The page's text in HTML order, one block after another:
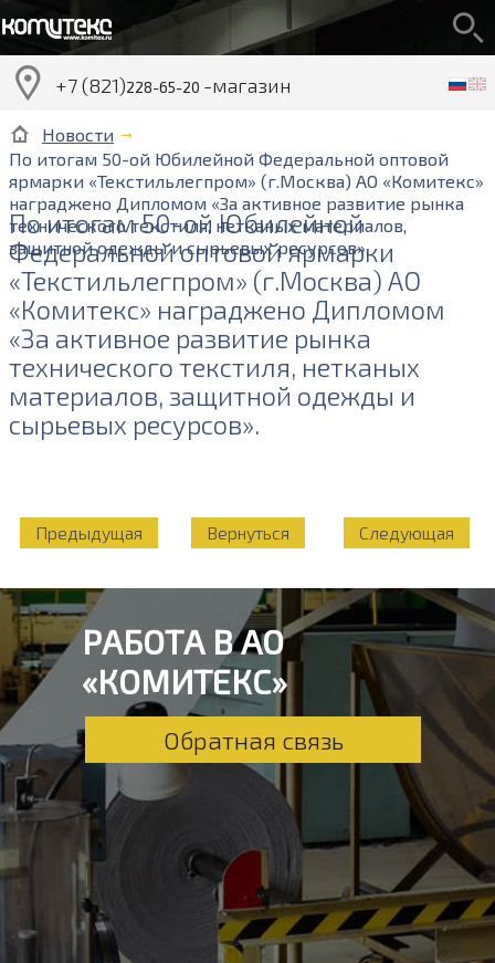
+7 (821)228-65-20 -магазин
Новости
По итогам 50-ой Юбилейной Федеральной оптовой
ярмарки «Текстильлегпром» (г.Москва) АО «Комитекс»
награджено Дипломом «За активное развитие рынка
технического текстиля, нетканых материалов,
защитной одежды и сырьевых ресурсов».
По итогам 50-ой Юбилейной
Федеральной оптовой ярмарки
«Текстильлегпром» (г.Москва) АО
«Комитекс» награджено Дипломом
«За активное развитие рынка
технического текстиля, нетканых
материалов, защитной одежды и
сырьевых ресурсов».
Предыдущая Вернуться Следующая
РАБОТА В АО
«КОМИТЕКС»
Обратная связь